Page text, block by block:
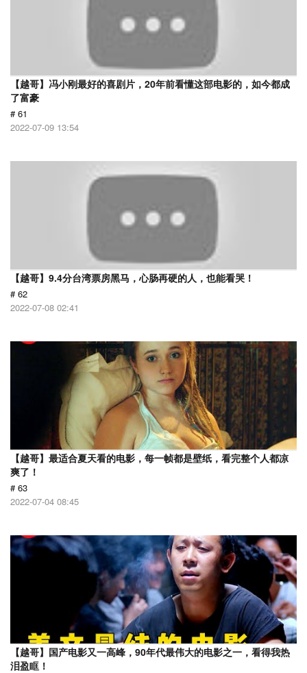
【越哥】冯小刚最好的喜剧片，20年前看懂这部电影的，如今都成
了富豪
# 61
2022-07-09 13:54
【越哥】9.4分台湾票房黑马，心肠再硬的人，也能看哭！
# 62
2022-07-08 02:41
【越哥】最适合夏天看的电影，每一帧都是壁纸，看完整个人都凉
爽了！
# 63
2022-07-04 08:45
【越哥】国产电影又一高峰，90年代最伟大的电影之一，看得我热
泪盈眶！